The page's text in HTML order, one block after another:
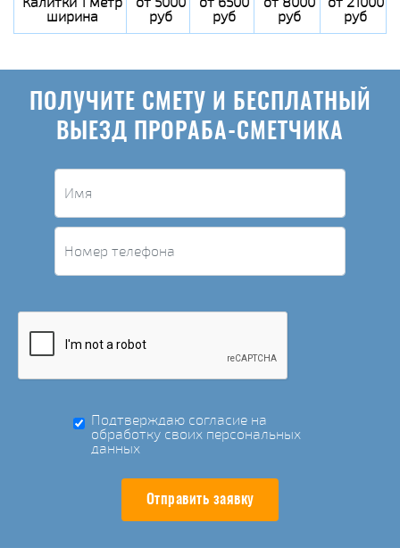
ширина руб руб руб руб
ПОЛУЧИТЕ СМЕТУ И БЕСПЛАТНЫЙ
ВЫЕЗД ПРОРАБА-СМЕТЧИКА
Подтверждаю согласие на
обработку своих персональных
данных
Отправить заявку